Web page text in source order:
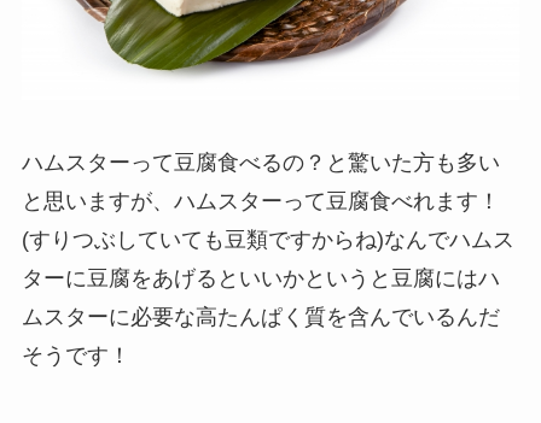
ハムスターって豆腐食べるの？と驚いた方も多い
と思いますが、ハムスターって豆腐食べれます！
(すりつぶしていても豆類ですからね)なんでハムス
ターに豆腐をあげるといいかというと豆腐にはハ
ムスターに必要な高たんぱく質を含んでいるんだ
そうです！